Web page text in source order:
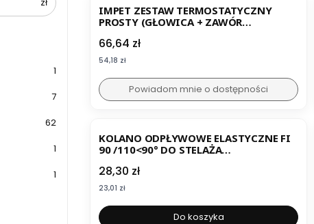
zł
1
7
62
1
1
IMPET ZESTAW TERMOSTATYCZNY
PROSTY (GŁOWICA + ZAWÓR
Cena
66,64 zł
Cena
54,18 zł
Powiadom mnie o dostępności
KOLANO ODPŁYWOWE ELASTYCZNE FI
90 /110<90° DO STELAŻA
Cena
28,30 zł
Cena
23,01 zł
Do koszyka